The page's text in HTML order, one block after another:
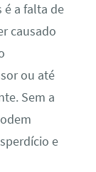
é a falta de
causado
ou até
Sem a
e